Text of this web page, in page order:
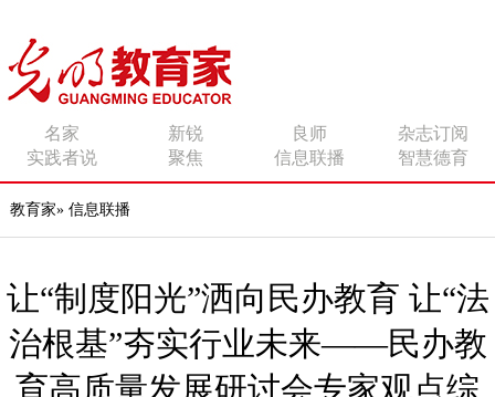
名家 新锐 良师
杂志订阅
实践者说
聚焦 信息联播 智慧德育
教育家» 信息联播
让“制度阳光”洒向民办教育 让“法
治根基”夯实行业未来——民办教
育高质量发展研讨会专家观点综